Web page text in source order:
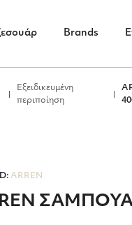
Brands
Εξειδικευμένη
περιποίηση
ARREN